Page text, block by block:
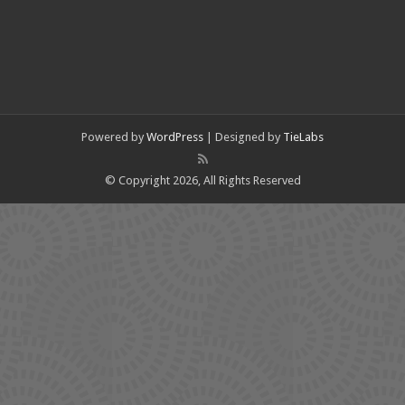
Powered by WordPress | Designed by TieLabs
© Copyright 2026, All Rights Reserved